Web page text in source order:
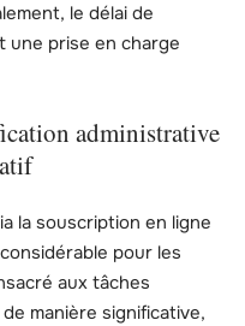
le délai de
prise en charge
administrative
la souscription en ligne
pour les
aux tâches
manière significative,